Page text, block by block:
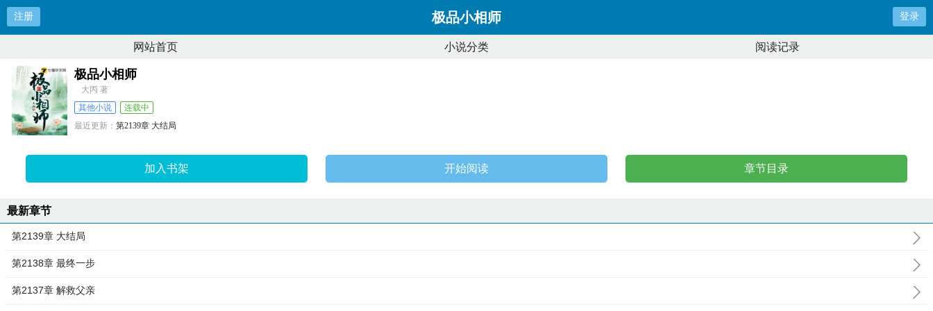
注册 极品小相师 登录
网站首页 小说分类 阅读记录
极品小相师
大丙 著
其他小说
连载中
最近更新： 第2139章 大结局
加入书架 开始阅读 章节目录
最新章节
第2139章 大结局
第2138章 最终一步
第2137章 解救父亲